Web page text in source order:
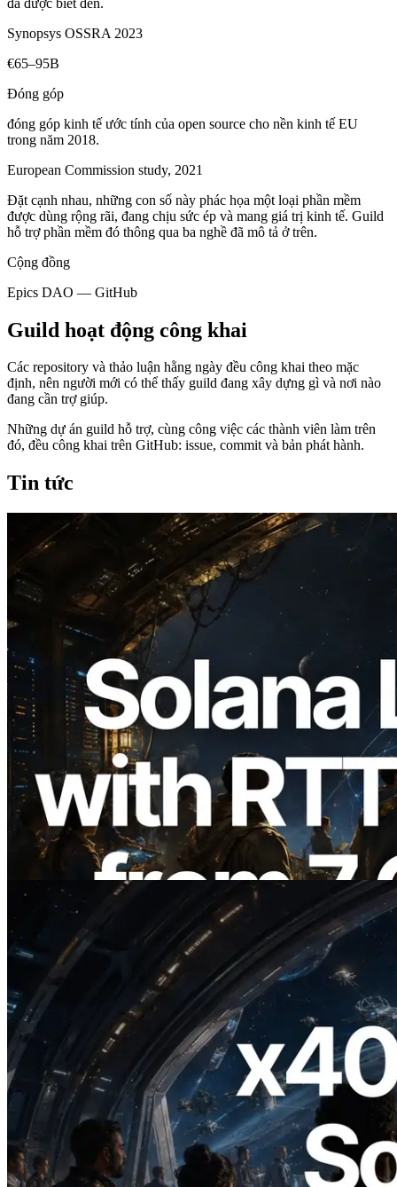
Synopsys OSSRA 2023
€65–95B
Đóng góp
đóng góp kinh tế ước tính của open source cho nền kinh tế EU
trong năm 2018.
European Commission study, 2021
Đặt cạnh nhau, những con số này phác họa một loại phần mềm
được dùng rộng rãi, đang chịu sức ép và mang giá trị kinh tế. Guild
hỗ trợ phần mềm đó thông qua ba nghề đã mô tả ở trên.
Cộng đồng
Epics DAO — GitHub
Guild hoạt động công khai
Các repository và thảo luận hằng ngày đều công khai theo mặc
định, nên người mới có thể thấy guild đang xây dựng gì và nơi nào
đang cần trợ giúp.
Những dự án guild hỗ trợ, cùng công việc các thành viên làm trên
đó, đều công khai trên GitHub: issue, commit và bản phát hành.
Tin tức
2026.08.05
ERPC mở rộng Solana Leader Slot API
với phép đo ping từ 7 khu vực toàn cầu —
Validators Information API cũng chính
thức ra mắt
Đọc bài viết này
2026.07.04
ERPC ra mắt Solana RPC hỗ trợ x402 —
Mở ra thời đại AI Agent trả tiền theo nhu
cầu cho API cần dùng